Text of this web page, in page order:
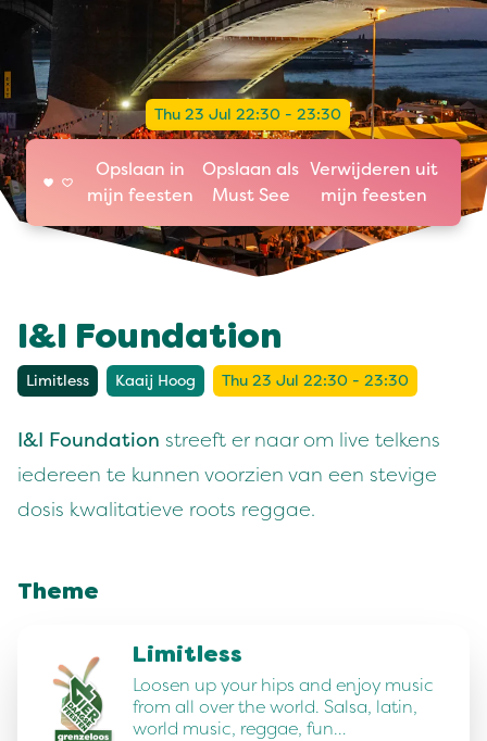
Thu 23 Jul 22:30 - 23:30
Opslaan in
mijn feesten
Opslaan als
Must See
Verwijderen uit
mijn feesten
I&I Foundation
Limitless Kaaij Hoog Thu 23 Jul 22:30 - 23:30
I&I Foundation streeft er naar om live telkens
iedereen te kunnen voorzien van een stevige
dosis kwalitatieve roots reggae.
Theme
Limitless
Loosen up your hips and enjoy music
from all over the world. Salsa, latin,
world music, reggae, fun…